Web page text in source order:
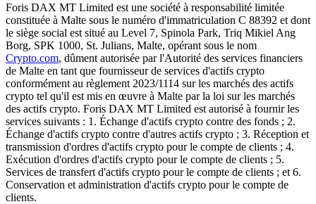
Foris DAX MT Limited est une société à responsabilité limitée
constituée à Malte sous le numéro d'immatriculation C 88392 et dont
le siège social est situé au Level 7, Spinola Park, Triq Mikiel Ang
Borg, SPK 1000, St. Julians, Malte, opérant sous le nom
Crypto.com, dûment autorisée par l'Autorité des services financiers
de Malte en tant que fournisseur de services d'actifs crypto
conformément au règlement 2023/1114 sur les marchés des actifs
crypto tel qu'il est mis en œuvre à Malte par la loi sur les marchés
des actifs crypto. Foris DAX MT Limited est autorisé à fournir les
services suivants : 1. Échange d'actifs crypto contre des fonds ; 2.
Échange d'actifs crypto contre d'autres actifs crypto ; 3. Réception et
transmission d'ordres d'actifs crypto pour le compte de clients ; 4.
Exécution d'ordres d'actifs crypto pour le compte de clients ; 5.
Services de transfert d'actifs crypto pour le compte de clients ; et 6.
Conservation et administration d'actifs crypto pour le compte de
clients.